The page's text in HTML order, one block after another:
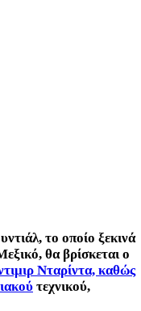
το οποίο ξεκινά
θα βρίσκεται ο
Νταρίντα, καθώς
τεχνικού,